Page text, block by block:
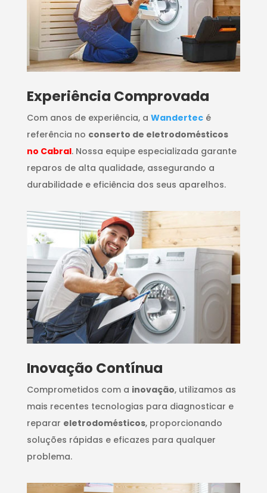
​Experiência Comprovada
Com anos de experiência, a Wandertecé
referência no conserto de eletrodomésticos
no Cabral. Nossa equipe especializada garante
reparos de alta qualidade, assegurando a
durabilidade e eficiência dos seus aparelhos.
Inovação Contínua
Comprometidos com a inovação, utilizamos as
mais recentes tecnologias para diagnosticar e
reparar eletrodomésticos, proporcionando
soluções rápidas e eficazes para qualquer
problema.